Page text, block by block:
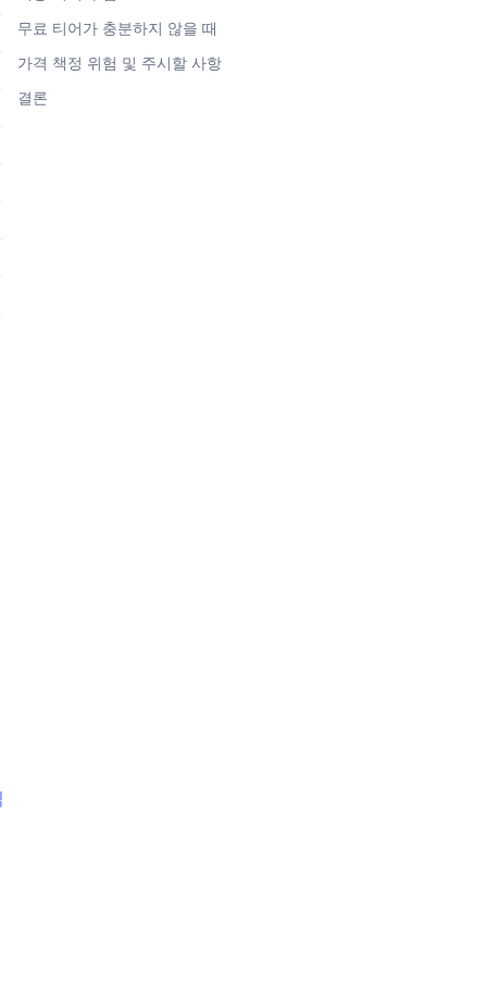
무료 티어가 충분하지 않을 때
가격 책정 위험 및 주시할 사항
결론